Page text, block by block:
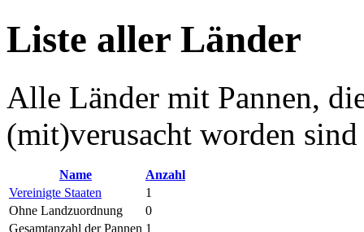
Liste aller Länder
Alle Länder mit Pannen,
(mit)verusacht worden sind
Name
Anzahl
Vereinigte Staaten
1
Ohne Landzuordnung
0
Gesamtanzahl der Pannen 1